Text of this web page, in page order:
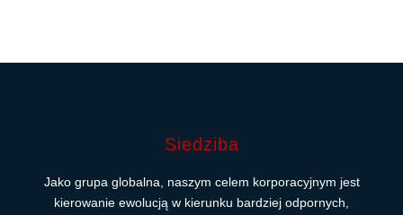
Siedziba
Jako grupa globalna, naszym celem korporacyjnym jest
kierowanie ewolucją w kierunku bardziej odpornych,